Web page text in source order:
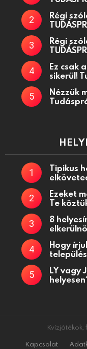
Régi
Régi
Ez csak
sikerül!
Nézzük
Tipikus
Ezeket
Te
8
Hogy
LY vagy
Kapcsolat